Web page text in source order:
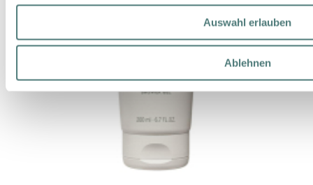
Auswahl erlauben
Ablehnen